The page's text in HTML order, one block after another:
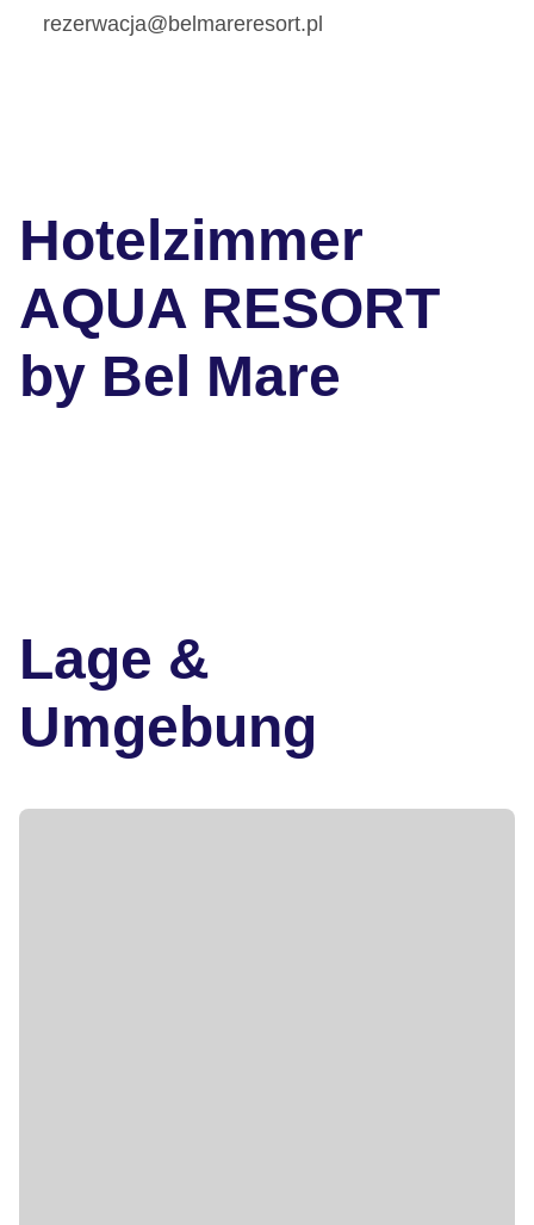
rezerwacja@belmareresort.pl
Hotelzimmer
AQUA RESORT
by Bel Mare
Lage &
Umgebung